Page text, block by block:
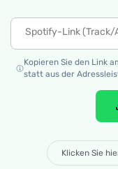
Kopieren Sie den Link
statt aus der
Klicken Sie